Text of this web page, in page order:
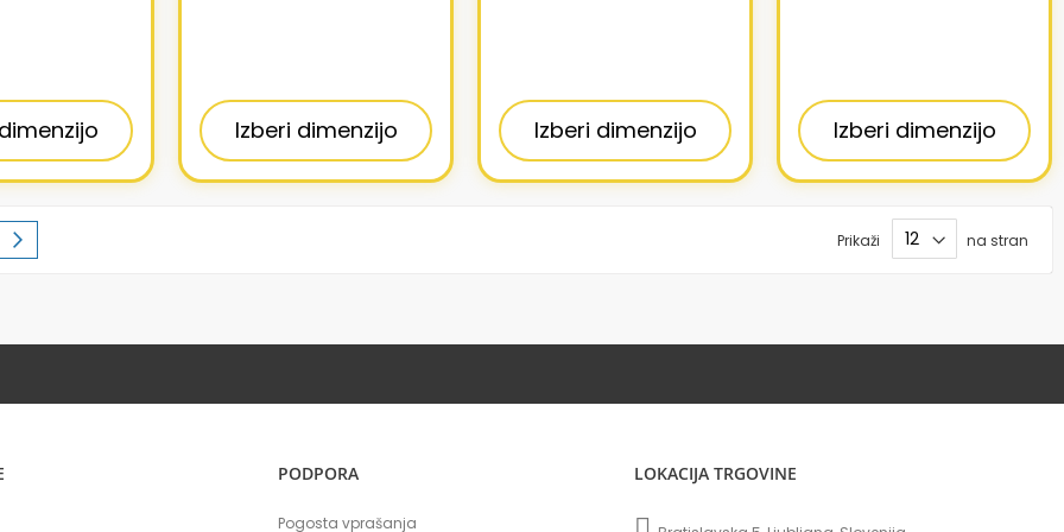
Izberi dimenzijo Izberi dimenzijo Izberi dimenzijo
stran Prikaži na stran
PODPORA
Pogosta vprašanja
LOKACIJA TRGOVINE